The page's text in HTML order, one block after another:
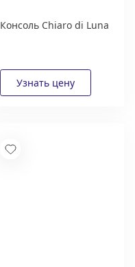
Консоль Chiaro di Luna